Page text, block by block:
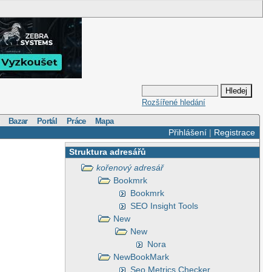
Rozšířené hledání
Bazar Portál Práce Mapa
Přihlášení| Registrace
Struktura adresářů
kořenový adresář
Bookmrk
Bookmrk
SEO Insight Tools
New
New
Nora
NewBookMark
Seo Metrics Checker